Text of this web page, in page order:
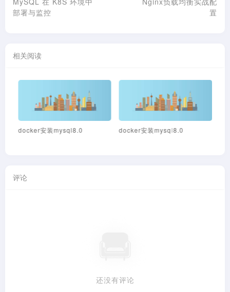
部署与监控
置
相关阅读
docker安装mysql8.0 docker安装mysql8.0
评论
还没有评论